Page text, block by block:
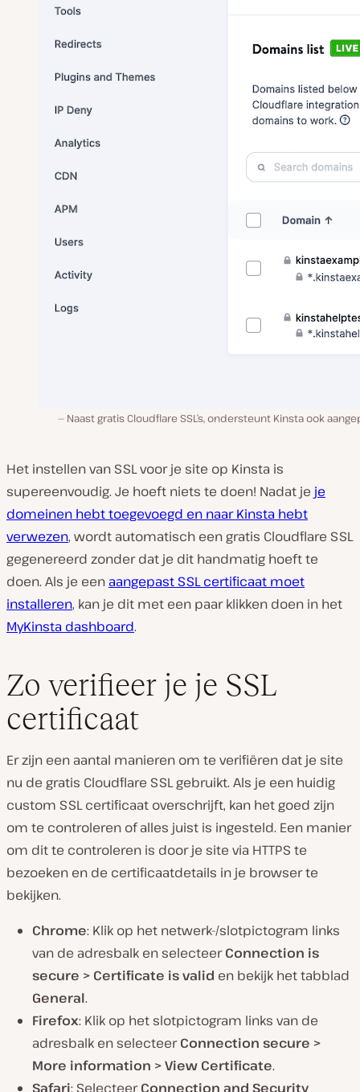
Naast gratis Cloudflare SSL’s, ondersteunt Kinsta ook
Het instellen van SSL voor je site op Kinsta is
supereenvoudig. Je hoeft niets te doen! Nadat je je
domeinen hebt toegevoegd en naar Kinsta hebt
verwezen, wordt automatisch een gratis Cloudflare SSL
gegenereerd zonder dat je dit handmatig hoeft te
doen. Als je een aangepast SSL certificaat moet
installeren, kan je dit met een paar klikken doen in het
MyKinsta dashboard.
Zo verifieer je je SSL
certificaat
Er zijn een aantal manieren om te verifiëren dat je site
nu de gratis Cloudflare SSL gebruikt. Als je een huidig
custom SSL certificaat overschrijft, kan het goed zijn
om te controleren of alles juist is ingesteld. Een manier
om dit te controleren is door je site via HTTPS te
bezoeken en de certificaatdetails in je browser te
bekijken.
Chrome: Klik op het netwerk-/slotpictogram links
van de adresbalk en selecteerConnection is
secure > Certificate is valid en bekijk het tabblad
General.
Firefox: Klik op het slotpictogram links van de
adresbalk en selecteerConnection secure >
More information > View Certificate.
Safari: SelecteerConnection and Security